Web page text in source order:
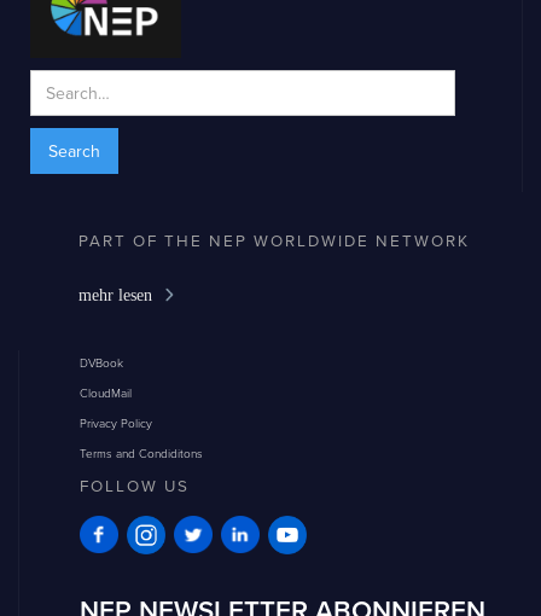
PART OF THE NEP WORLDWIDE NETWORK
mehr lesen
DVBook
CloudMail
Privacy Policy
Terms and Condiditons
FOLLOW US